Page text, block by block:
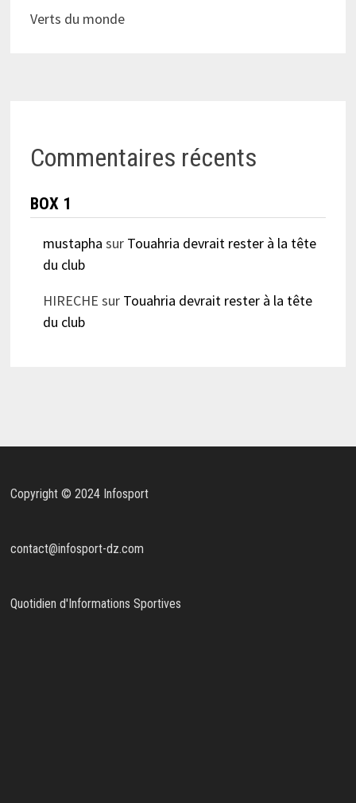
Verts du monde
Commentaires récents
BOX 1
mustapha sur Touahria devrait rester à la tête
du club
HIRECHE sur Touahria devrait rester à la tête
du club
Copyright © 2024 Infosport
contact@infosport-dz.com
Quotidien d'Informations Sportives